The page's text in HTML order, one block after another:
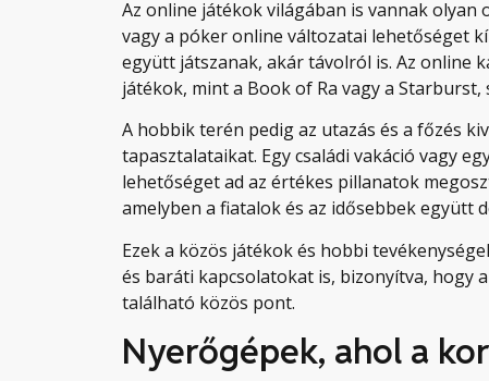
Az online játékok világában is vannak olyan
vagy a póker online változatai lehetőséget
együtt játszanak, akár távolról is. Az online
játékok, mint a Book of Ra vagy a
A hobbik terén pedig az utazás és a főzés
tapasztalataikat. Egy családi vakáció vagy
lehetőséget ad az értékes pillanatok
amelyben a fiatalok és az idősebbek együtt
Ezek a közös játékok és hobbi
és baráti kapcsolatokat is, bizonyítva, hogy
található közös pont.
Nyerőgépek, ahol a